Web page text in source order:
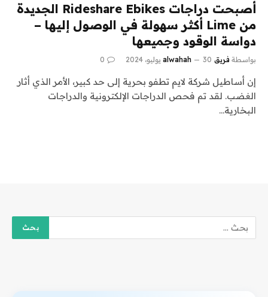
أصبحت دراجات Rideshare Ebikes الجديدة
من Lime أكثر سهولة في الوصول إليها –
دواسة الوقود وجميعها
بواسطة فريق alwahah 30 يوليو، 2024 0
إن أساطيل شركة لايم تطفو بحرية إلى حد كبير، الأمر الذي أثار
الغضب. لقد تم فحص الدراجات الإلكترونية والدراجات
البخارية…